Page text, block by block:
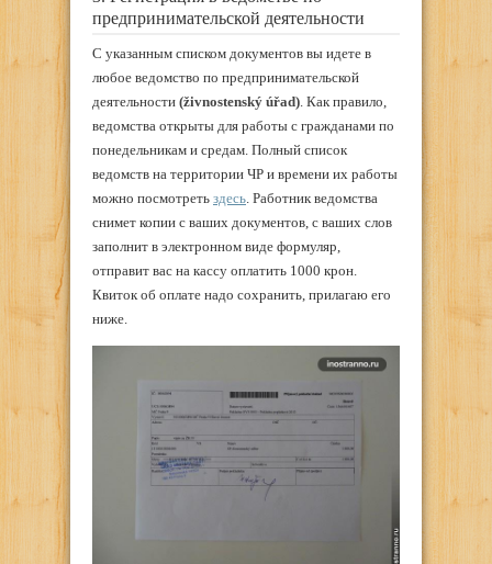
предпринимательской деятельности
С указанным списком документов вы идете в
любое ведомство по предпринимательской
деятельности (živnostenský úřad) . Как правило,
ведомства открыты для работы с гражданами по
понедельникам и средам. Полный список
ведомств на территории ЧР и времени их работы
можно посмотреть здесь . Работник ведомства
снимет копии с ваших документов, с ваших слов
заполнит в электронном виде формуляр,
отправит вас на кассу оплатить 1000 крон.
Квиток об оплате надо сохранить, прилагаю его
ниже.